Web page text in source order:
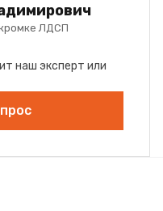
ЛДСП
наш эксперт или